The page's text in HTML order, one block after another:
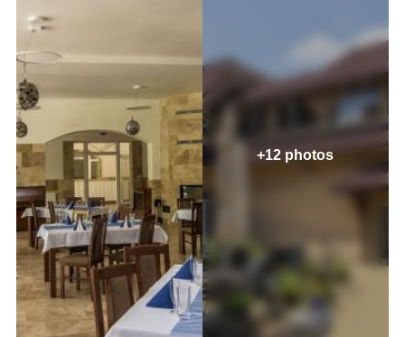
+12 photos